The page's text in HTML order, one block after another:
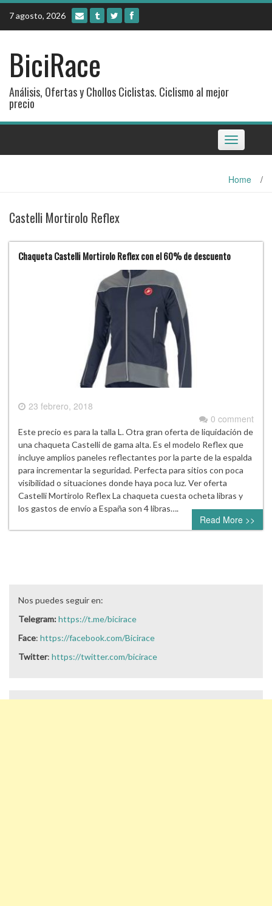
Skip
content
7 agosto, 2026
BiciRace
Análisis, Ofertas y Chollos Ciclistas. Ciclismo al mejor
precio
Toggle
navigation
Home /
Castelli Mortirolo Reflex
Chaqueta Castelli Mortirolo Reflex con el 60% de descuento
23 febrero, 2018
0 comment
Este precio es para la talla L. Otra gran oferta de liquidación de
una chaqueta Castelli de gama alta. Es el modelo Reflex que
incluye amplios paneles reflectantes por la parte de la espalda
para incrementar la seguridad. Perfecta para sitios con poca
visibilidad o situaciones donde haya poca luz. Ver oferta
Castelli Mortirolo Reflex La chaqueta cuesta ocheta libras y
los gastos de envío a España son 4 libras….
Read More >>
Nos puedes seguir en:
Telegram:https://t.me/bicirace
Face: https://facebook.com/Bicirace
Twitter: https://twitter.com/bicirace